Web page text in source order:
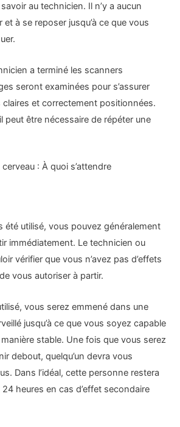
au technicien. Il n’y a aucun
et à se reposer jusqu’à ce que vous
a terminé les scanners
seront examinées pour s’assurer
claires et correctement positionnées.
peut être nécessaire de répéter une
: À quoi s’attendre
été utilisé, vous pouvez généralement
immédiatement. Le technicien ou
vérifier que vous n’avez pas d’effets
vous autoriser à partir.
vous serez emmené dans une
jusqu’à ce que vous soyez capable
stable. Une fois que vous serez
debout, quelqu’un devra vous
Dans l’idéal, cette personne restera
heures en cas d’effet secondaire